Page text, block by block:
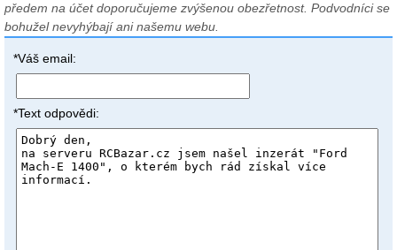
předem na účet doporučujeme zvýšenou obezřetnost. Podvodníci se
bohužel nevyhýbají ani našemu webu.
*Váš email:
*Text odpovědi: